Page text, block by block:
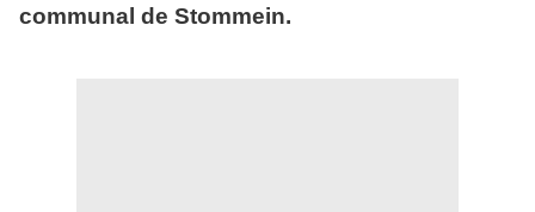
communal de Stommein.